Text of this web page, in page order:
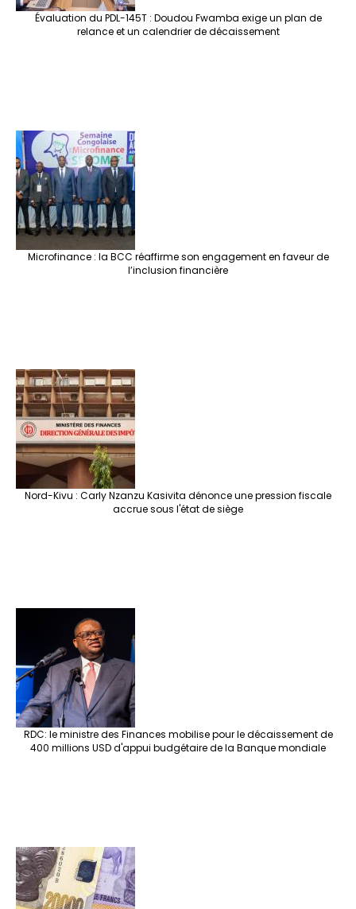
Évaluation du PDL-145T : Doudou Fwamba exige un plan de
relance et un calendrier de décaissement
Microfinance : la BCC réaffirme son engagement en faveur de
l’inclusion financière
Nord-Kivu : Carly Nzanzu Kasivita dénonce une pression fiscale
accrue sous l'état de siège
RDC: le ministre des Finances mobilise pour le décaissement de
400 millions USD d'appui budgétaire de la Banque mondiale